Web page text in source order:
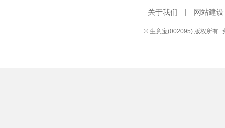
关于我们 | 网站建设
© 生意宝(002095) 版权所有